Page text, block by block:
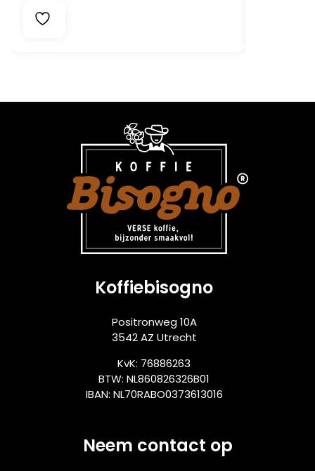
Koffiebisogno
Positronweg 10A
3542 AZ Utrecht
KvK: 76886263
BTW: NL860826326B01
IBAN: NL70RABO0373613016
Neem contact op